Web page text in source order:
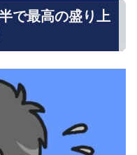
で最高の盛り上